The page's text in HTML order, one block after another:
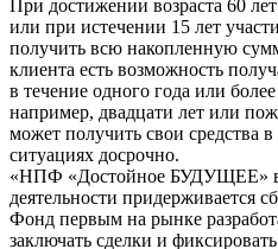
При достижении возраста 60
или при истечении 15 лет
получить всю накопленную
клиента есть возможность
в течение одного года или
например, двадцати лет или
может получить свои средства
ситуациях досрочно.
«НПФ «Достойное БУДУЩЕЕ» в
деятельности придерживается
Фонд первым на рынке
заключать сделки и